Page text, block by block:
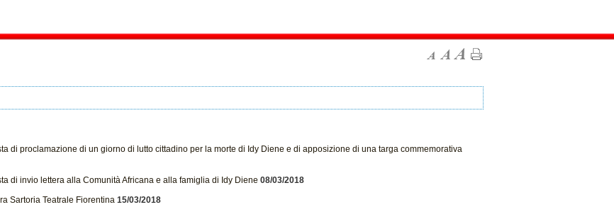
di proclamazione di un giorno di lutto cittadino per la morte di Idy Diene e di apposizione di una targa commemorativa
di invio lettera alla Comunità Africana e alla famiglia di Idy Diene 08/03/2018
Sartoria Teatrale Fiorentina 15/03/2018